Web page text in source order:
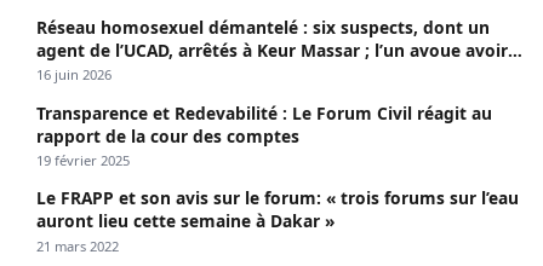
Réseau homosexuel démantelé : six suspects, dont un
agent de l’UCAD, arrêtés à Keur Massar ; l’un avoue avoir
propagé le VIH depuis 2018
16 juin 2026
Transparence et Redevabilité : Le Forum Civil réagit au
rapport de la cour des comptes
19 février 2025
Le FRAPP et son avis sur le forum: « trois forums sur l’eau
auront lieu cette semaine à Dakar »
21 mars 2022